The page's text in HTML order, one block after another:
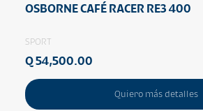
OSBORNE CAFÉ RACER RE3 400
SPORT
Q 54,500.00
Quiero más detalles